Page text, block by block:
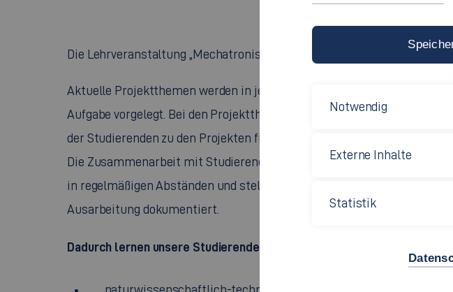
Die Lehrveranstaltung „Mechatronisches Projekt“ in Göppingen ist
Aktuelle Projektthemen werden in jedem Semester von den
Aufgabe vorgelegt. Bei den Projektthemen arbeiten wir mit
der Studierenden zu den Projekten findet per Los statt. Die
Die Zusammenarbeit mit Studierenden anderer Fachbereiche ist
in regelmäßigen Abständen und stellen die Ergebnisse in einer
Ausarbeitung dokumentiert.
Dadurch lernen unsere Studierenden unter anderem:
Notwendig
Externe Inhalte
Statistik